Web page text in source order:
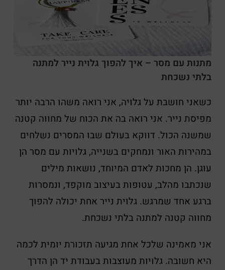
מתנות עם מסר – איך להפוך גלוית נייר למתנה
בלתי נשכחת
כשאני חושבת על גלויה, אני רואה משהו הרבה יותר
מפיסת נייר. אני רואה בה את הכוח של מחווה קטנה
שמשנה הכול. דווקא בעולם שבו המסרים נשלחים
במהירות האור ונמחקים בשנייה, גלויות עם מסר הן
עוגן. הן מחכות לאדם המיוחד, נושאות מילים
שנכתבו מהלב, עטופות בעיצוב מוקפד, ונמסרות
ברגע אחד שמרגש. גלוית נייר אחת יכולה להפוך
מחווה קטנה למתנה בלתי נשכחת.
אני מאמינה שלכל אחת מגיעה תזכורת יומית לכמה
היא חשובה. גלויות מעוצבות בעבודת יד הן הדרך